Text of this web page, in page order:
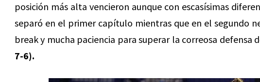
posición más alta vencieron aunque con escasísimas
separó en el primer capítulo mientras que en el segundo
break y mucha paciencia para superar la correosa defensa
7-6).